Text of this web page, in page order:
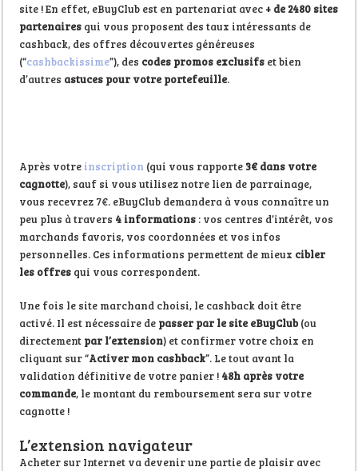
site ! En effet, eBuyClub est en partenariat avec + de 2480 sites
partenaires qui vous proposent des taux intéressants de
cashback, des offres découvertes généreuses
(“cashbackissime”), des codes promos exclusifs et bien
d’autres astuces pour votre portefeuille.
Après votre inscription (qui vous rapporte 3€ dans votre
cagnotte), sauf si vous utilisez notre lien de parrainage,
vous recevrez 7€. eBuyClub demandera à vous connaître un
peu plus à travers 4 informations : vos centres d’intérêt, vos
marchands favoris, vos coordonnées et vos infos
personnelles. Ces informations permettent de mieux cibler
les offres qui vous correspondent.
Une fois le site marchand choisi, le cashback doit être
activé. Il est nécessaire de passer par le site eBuyClub (ou
directement par l’extension) et confirmer votre choix en
cliquant sur “Activer mon cashback”. Le tout avant la
validation définitive de votre panier ! 48h après votre
commande, le montant du remboursement sera sur votre
cagnotte !
L’extension navigateur
Acheter sur Internet va devenir une partie de plaisir avec